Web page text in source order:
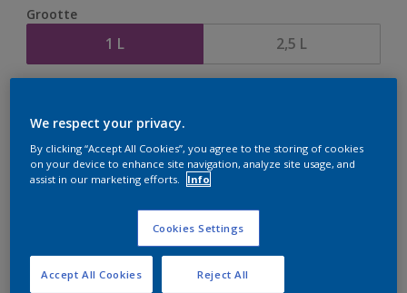
Grootte
1 L 2,5 L
te bestellen. Houd de website in de gaten, we werken
er hard aan om de voorraad aan te vullen.
We respect your privacy.
By clicking “Accept All Cookies”, you agree to the storing of cookies
on your device to enhance site navigation, analyze site usage, and
assist in our marketing efforts.
Info
Cookies Settings
Reject All
Accept All Cookies